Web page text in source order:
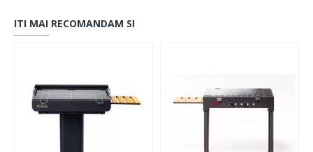
ITI MAI RECOMANDAM SI